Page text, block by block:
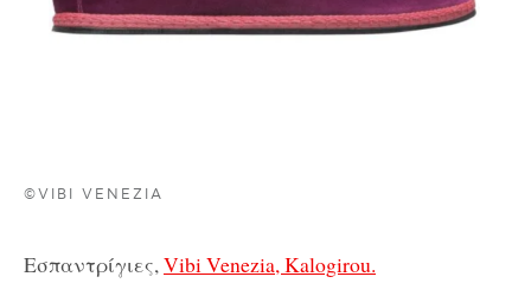
©VIBI VENEZIA
Εσπαντρίγιες,Vibi Venezia, Kalogirou.